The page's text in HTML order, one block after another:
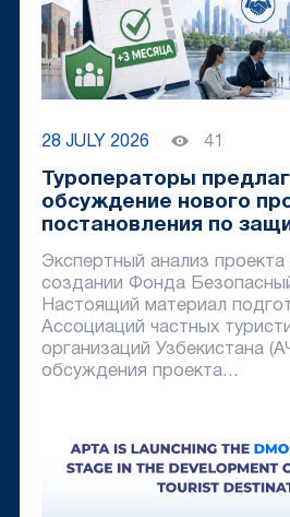
28 JULY 2026 41
Туроператоры
обсуждение нового
постановления по
Экспертный анализ проекта
создании Фонда
Настоящий материал
Ассоциаций частных
организаций Узбекистана
обсуждения проекта...